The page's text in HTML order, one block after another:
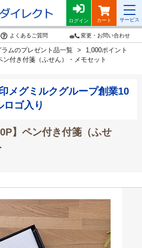
ログイン カート サービス
よくあるご質問 変更・お問い合わせ
ムのプレゼント品一覧
1,000ポイント
ン付き付箋（ふせん）・メモセット
メグミルクグループ創業10
ロゴ入り
】ペン付き付箋（ふせ